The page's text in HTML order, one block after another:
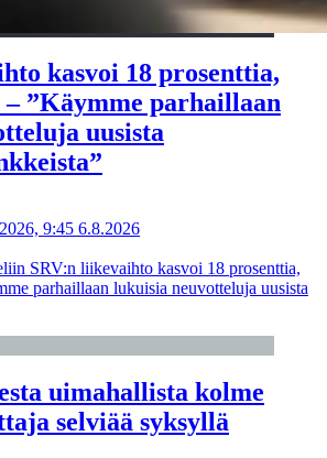
kasvoi 18 prosenttia,
”Käymme parhaillaan
uusista
9:45 6.8.2026
SRV:n liikevaihto kasvoi 18 prosenttia,
parhaillaan lukuisia neuvotteluja uusista
uimahallista kolme
selviää syksyllä